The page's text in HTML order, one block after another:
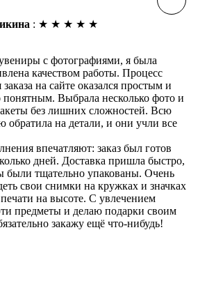
: ★ ★ ★ ★ ★
с фотографиями, я была
качеством работы. Процесс
на сайте оказался простым и
Выбрала несколько фото и
без лишних сложностей. Всю
на детали, и они учли все
впечатляют: заказ был готов
дней. Доставка пришла быстро,
были тщательно упакованы. Очень
свои снимки на кружках и значках
на высоте. С увлечением
предметы и делаю подарки своим
закажу ещё что-нибудь!